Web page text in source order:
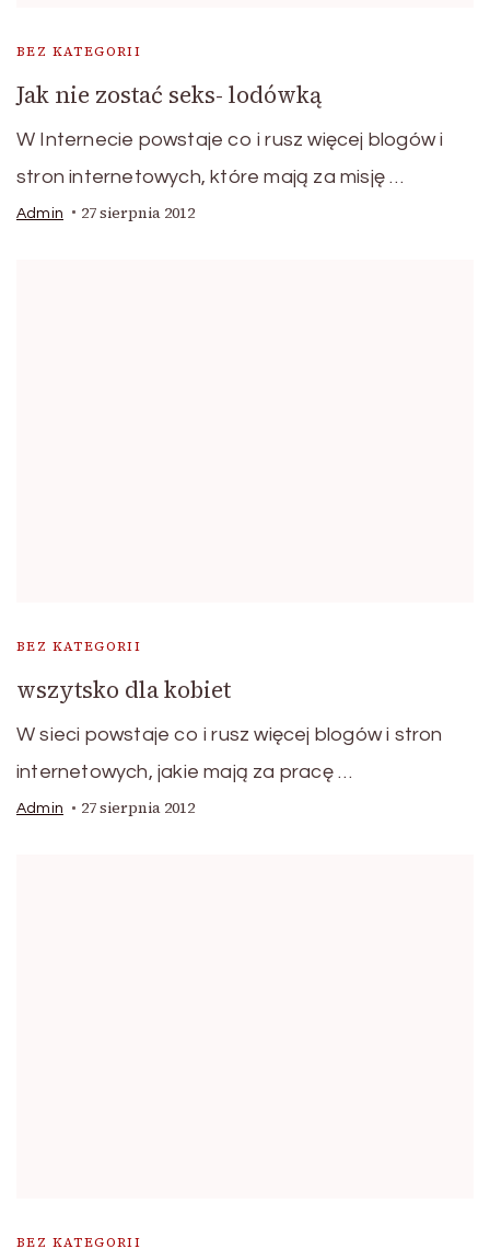
BEZ KATEGORII
Jak nie zostać seks- lodówką
W Internecie powstaje co i rusz więcej blogów i
stron internetowych, które mają za misję …
Admin 27 sierpnia 2012
BEZ KATEGORII
wszytsko dla kobiet
W sieci powstaje co i rusz więcej blogów i stron
internetowych, jakie mają za pracę …
Admin 27 sierpnia 2012
BEZ KATEGORII